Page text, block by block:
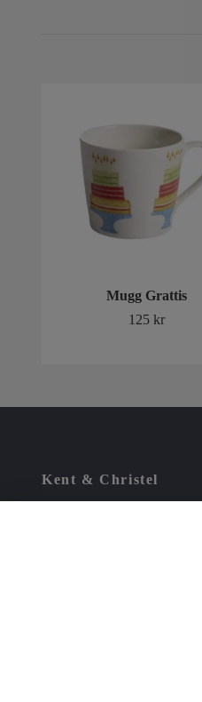
Mugg Grattis
125 kr
Kent & Christel